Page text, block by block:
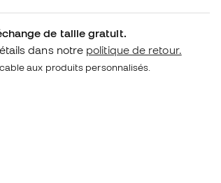
de taille gratuit.
dans notre politique de retour.
aux produits personnalisés.